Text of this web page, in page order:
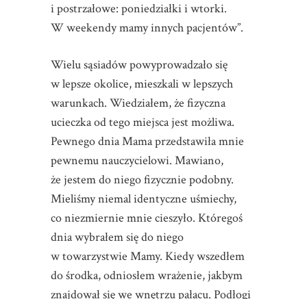
i postrzałowe: poniedziałki i wtorki.
W weekendy mamy innych pacjentów”.
Wielu sąsiadów powyprowadzało się
w lepsze okolice, mieszkali w lepszych
warunkach. Wiedziałem, że fizyczna
ucieczka od tego miejsca jest możliwa.
Pewnego dnia Mama przedstawiła mnie
pewnemu nauczycielowi. Mawiano,
że jestem do niego fizycznie podobny.
Mieliśmy niemal identyczne uśmiechy,
co niezmiernie mnie cieszyło. Któregoś
dnia wybrałem się do niego
w towarzystwie Mamy. Kiedy wszedłem
do środka, odniosłem wrażenie, jakbym
znajdował się we wnętrzu pałacu. Podłogi